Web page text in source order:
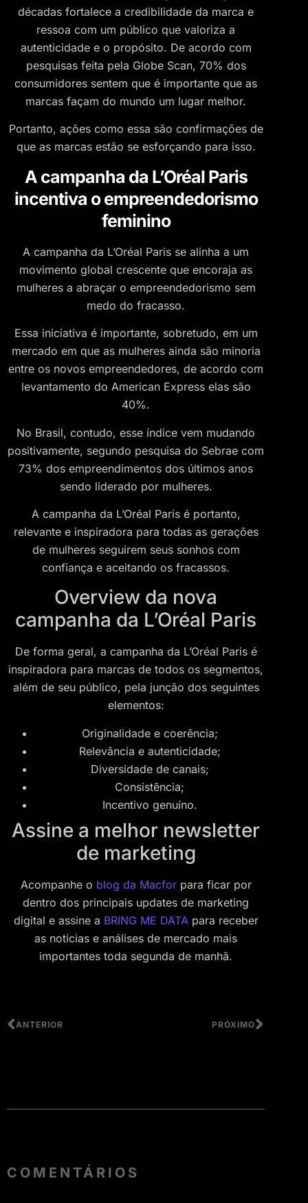
décadas fortalece a credibilidade da marca e
ressoa com um público que valoriza a
autenticidade e o propósito. De acordo com
pesquisas feita pela Globe Scan, 70% dos
consumidores sentem que é importante que as
marcas façam do mundo um lugar melhor.
Portanto, ações como essa são confirmações de
que as marcas estão se esforçando para isso.
A campanha da L’Oréal Paris
incentiva o empreendedorismo
feminino
A campanha da L’Oréal Paris se alinha a um
movimento global crescente que encoraja as
mulheres a abraçar o empreendedorismo sem
medo do fracasso.
Essa iniciativa é importante, sobretudo, em um
mercado em que as mulheres ainda são minoria
entre os novos empreendedores, de acordo com
levantamento do American Express elas são
40%.
No Brasil, contudo, esse índice vem mudando
positivamente, segundo pesquisa do Sebrae com
73% dos empreendimentos dos últimos anos
sendo liderado por mulheres.
A campanha da L’Oréal Paris é portanto,
relevante e inspiradora para todas as gerações
de mulheres seguirem seus sonhos com
confiança e aceitando os fracassos.
Overview da nova
campanha da L’Oréal Paris
De forma geral, a campanha da L’Oréal Paris é
inspiradora para marcas de todos os segmentos,
além de seu público, pela junção dos seguintes
elementos:
Originalidade e coerência;
Relevância e autenticidade;
Diversidade de canais;
Consistência;
Incentivo genuíno.
Assine a melhor newsletter
de marketing
Acompanhe o blog da Macforpara ficar por
dentro dos principais updates de marketing
digital e assine a BRING ME DATApara receber
as notícias e análises de mercado mais
importantes toda segunda de manhã.
ANTERIOR PRÓXIMO
COMENTÁRIOS